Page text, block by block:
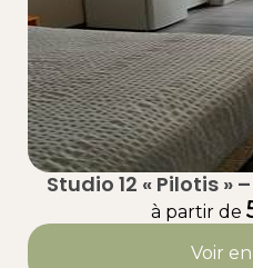
Studio 12 « Pilotis »
calme à Taussat
à partir de
Voir